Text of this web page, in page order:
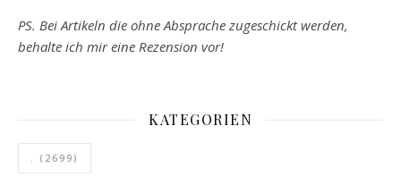
PS. Bei Artikeln die ohne Absprache zugeschickt werden,
behalte ich mir eine Rezension vor!
KATEGORIEN
. (2699)